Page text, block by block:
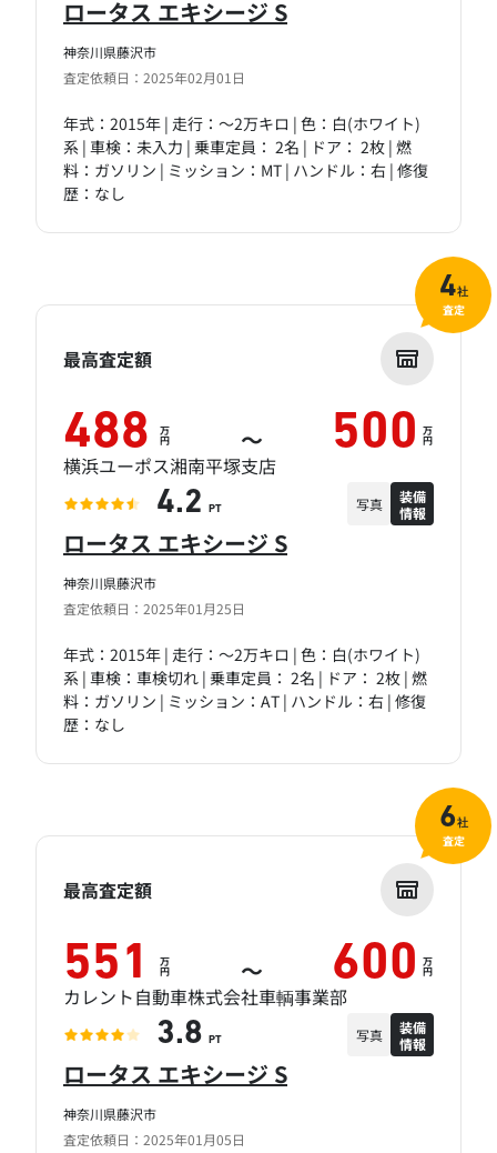
神奈川県藤沢市
査定依頼日：2025年02月01日
ロータス エキシージ S
年式：2015年 | 走行：～2万キロ | 色：白(ホワイト)
系 | 車検：未入力 | 乗車定員： 2名 | ドア： 2枚 | 燃
料：ガソリン | ミッション：MT | ハンドル：右 | 修復
歴：なし
神奈川県藤沢市
査定依頼日：2025年01月25日
ロータス エキシージ S
年式：2015年 | 走行：～2万キロ | 色：白(ホワイト)
系 | 車検：車検切れ | 乗車定員： 2名 | ドア： 2枚 | 燃
料：ガソリン | ミッション：AT | ハンドル：右 | 修復
歴：なし
最高査定額
488 万
円 ～ 500 万
円
横浜ユーポス湘南平塚支店
4.2 PT 写真
装備
情報
4社
査定
神奈川県藤沢市
査定依頼日：2025年01月05日
ロータス エキシージ S
最高査定額
551 万
円 ～ 600 万
円
カレント自動車株式会社車輌事業部
3.8 PT 写真
装備
情報
6社
査定